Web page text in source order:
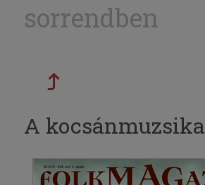
sorrendben
A kocsánmuzsika